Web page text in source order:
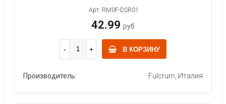
Арт: RM0F-DSR01
42.99 руб
В КОРЗИНУ
Производитель: Fulcrum, Италия